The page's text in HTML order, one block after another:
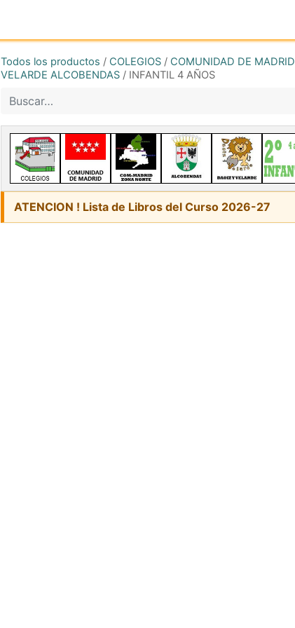
Todos los productos / COLEGIOS / COMUNIDAD DE MADRID
VELARDE ALCOBENDAS / INFANTIL 4 AÑOS
ATENCION ! Lista de Libros del Curso 2026-27